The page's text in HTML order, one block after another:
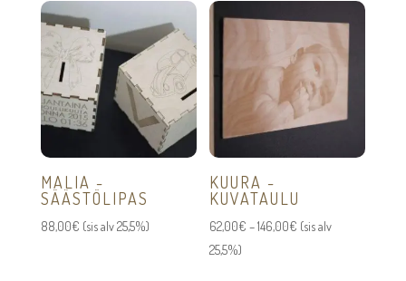
MALIA -
SÄÄSTÖLIPAS
88,00€ (sis alv 25,5%)
KUURA -
KUVATAULU
62,00€ –146,00€ Hintaluokka:
(sis alv
25,5%)